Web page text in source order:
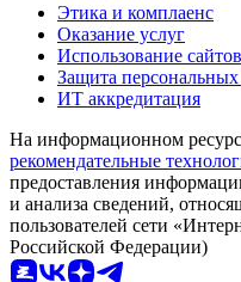
Этика и комплаенс
Оказание услуг
Использование сайтов
Защита
ИТ аккредитация
На информационном
рекомендательные
предоставления
и анализа сведений,
пользователей сети
Российской Федерации)